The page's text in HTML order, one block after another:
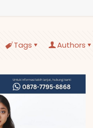
Tags Authors